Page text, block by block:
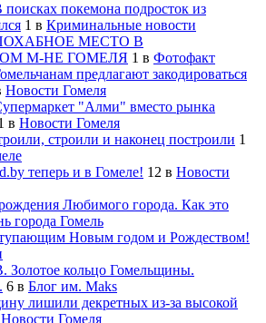
поисках покемона подросток из
1 в Криминальные новости
МЕСТО В
М-НЕ ГОМЕЛЯ 1 в Фотофакт
предлагают закодироваться
Новости Гомеля
"Алми" вместо рынка
в Новости Гомеля
строили и наконец построили 1
теперь и в Гомеле! 12 в Новости
Любимого города. Как это
города Гомель
Новым годом и Рождеством!
кольцо Гомельщины.
6 в Блог им. Maks
лишили декретных из-за высокой
Новости Гомеля